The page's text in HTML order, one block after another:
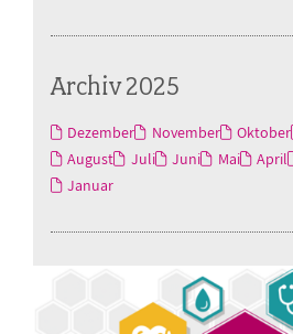
Archiv 2025
Dezember November Oktober
August
Juli Juni Mai April
Januar